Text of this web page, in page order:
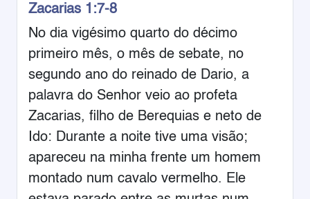
Zacarias 1:7-8
No dia vigésimo quarto do décimo
primeiro mês, o mês de sebate, no
segundo ano do reinado de Dario, a
palavra do Senhor veio ao profeta
Zacarias, filho de Berequias e neto de
Ido: Durante a noite tive uma visão;
apareceu na minha frente um homem
montado num cavalo vermelho. Ele